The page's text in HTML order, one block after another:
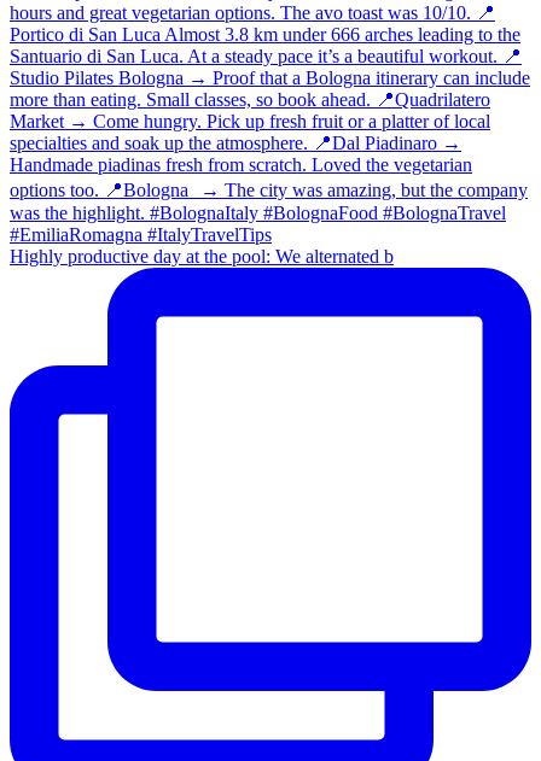
Highly productive day at the pool: We alternated b